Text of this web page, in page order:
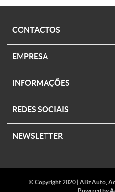
CONTACTOS
EMPRESA
INFORMAÇÕES
REDES SOCIAIS
NEWSLETTER
© Copyright 2020 | ABz Auto,
Powered by